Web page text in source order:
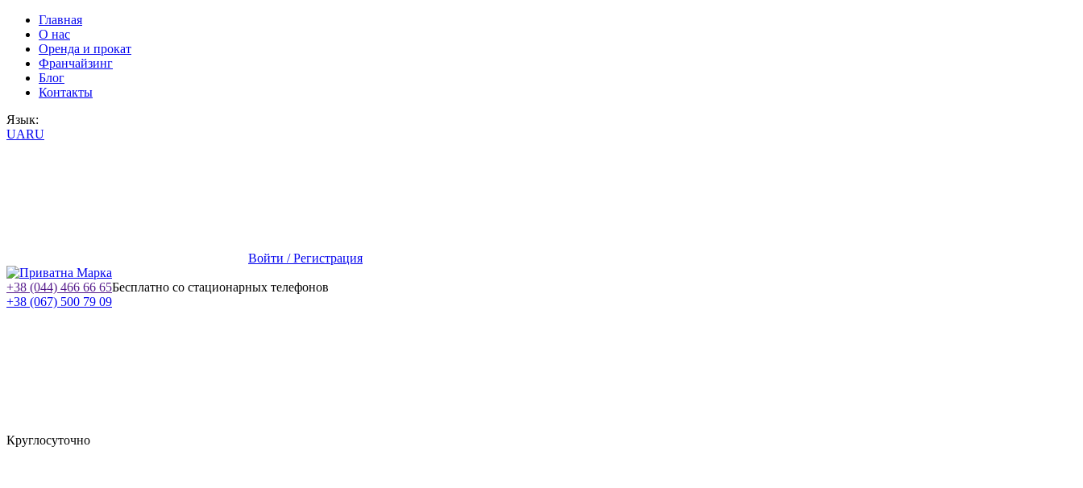
Главная
О нас
Оренда и прокат
Франчайзинг
Блог
Контакты
Язык:
UARU
Войти / Регистрация
+38 (044) 466 66 65Бесплатно со стационарных телефонов
+38 (067) 500 79 09
Круглосуточно